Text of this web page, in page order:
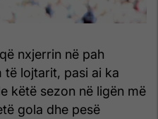
nxjerrin në pah
të lojtarit, pasi ai ka
këtë sezon në ligën më
gola dhe pesë